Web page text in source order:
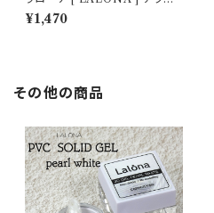
ルジェル ( スパークリングカラー
) ( 30ml )アクリルスカルプ/ス
¥1,470
その他の商品